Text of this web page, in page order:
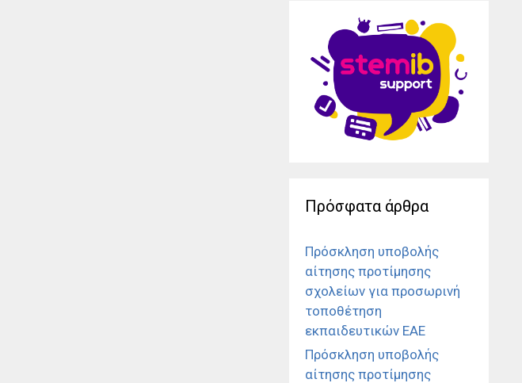
Πρόσφατα άρθρα
Πρόσκληση υποβολής
αίτησης προτίμησης
σχολείων για προσωρινή
τοποθέτηση
εκπαιδευτικών ΕΑΕ
Πρόσκληση υποβολής
αίτησης προτίμησης